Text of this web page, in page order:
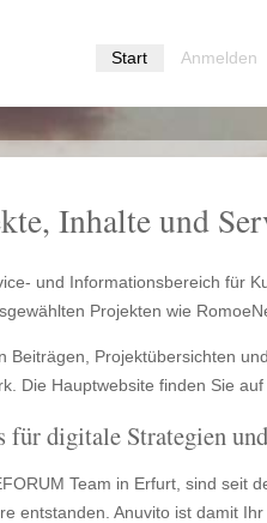
Start Anmelden
Inhalte und
und Informationsbereich für
Projekten wie
Projektübersichten
Die Hauptwebsite finden Sie auf
digitale Strategien
Team in Erfurt, sind seit
entstanden. Anuvito ist damit